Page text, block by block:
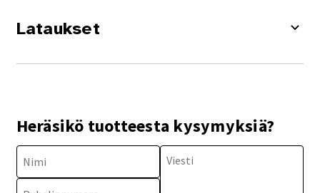
Lataukset
Heräsikö tuotteesta kysymyksiä?